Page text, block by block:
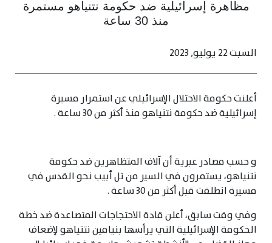
مظاهرة إسرائيلية ضد حكومة نتنياهو مستمرة
منذ 30 ساعة
السبت 22 يوليو, 2023
أعلنت حكومة الاحتلال الإسرائيلي عن استمرار مسيرة
إسرائيلية ضد حكومة نتنياهو منذ أكثر من 30 ساعة .
و حسب مصادر عبرية أن آلاف المتظاهرين ضد حكومة
نتنياهو، يستمرون في السير من تل أبيب نحو القدس في
مسيرة انطلقت قبل أكثر من 30 ساعة .
وفي وقت سابق، أعلن قادة الاحتجاجات المتصاعدة ضد خطة
الحكومة الإسرائيلية التي يرأسها بنيامين نتنياهو لإضعاف